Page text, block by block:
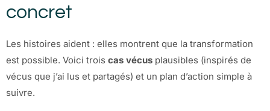
concret
Les histoires aident : elles montrent que la transformation
est possible. Voici trois cas vécus plausibles (inspirés de
vécus que j’ai lus et partagés) et un plan d’action simple à
suivre.